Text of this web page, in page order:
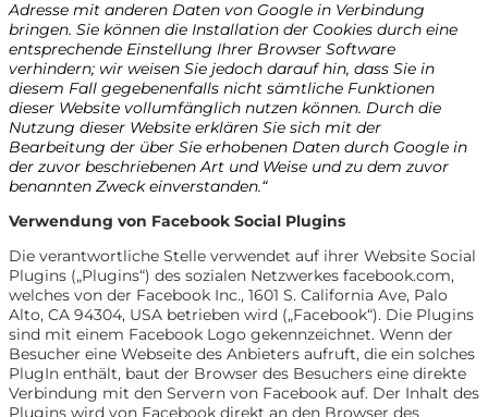
Adresse mit anderen Daten von Google in Verbindung
bringen. Sie können die Installation der Cookies durch eine
entsprechende Einstellung Ihrer Browser Software
verhindern; wir weisen Sie jedoch darauf hin, dass Sie in
diesem Fall gegebenenfalls nicht sämtliche Funktionen
dieser Website vollumfänglich nutzen können. Durch die
Nutzung dieser Website erklären Sie sich mit der
Bearbeitung der über Sie erhobenen Daten durch Google in
der zuvor beschriebenen Art und Weise und zu dem zuvor
benannten Zweck einverstanden.“
Verwendung von Facebook Social Plugins
Die verantwortliche Stelle verwendet auf ihrer Website Social
Plugins („Plugins“) des sozialen Netzwerkes facebook.com,
welches von der Facebook Inc., 1601 S. California Ave, Palo
Alto, CA 94304, USA betrieben wird („Facebook“). Die Plugins
sind mit einem Facebook Logo gekennzeichnet. Wenn der
Besucher eine Webseite des Anbieters aufruft, die ein solches
PlugIn enthält, baut der Browser des Besuchers eine direkte
Verbindung mit den Servern von Facebook auf. Der Inhalt des
Plugins wird von Facebook direkt an den Browser des